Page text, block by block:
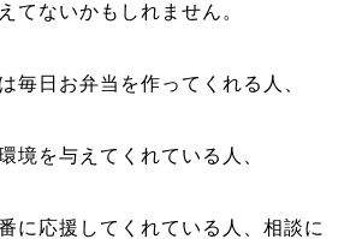
てないかもしれません。
毎日お弁当を作ってくれる人、
境を与えてくれている人、
に応援してくれている人、相談に